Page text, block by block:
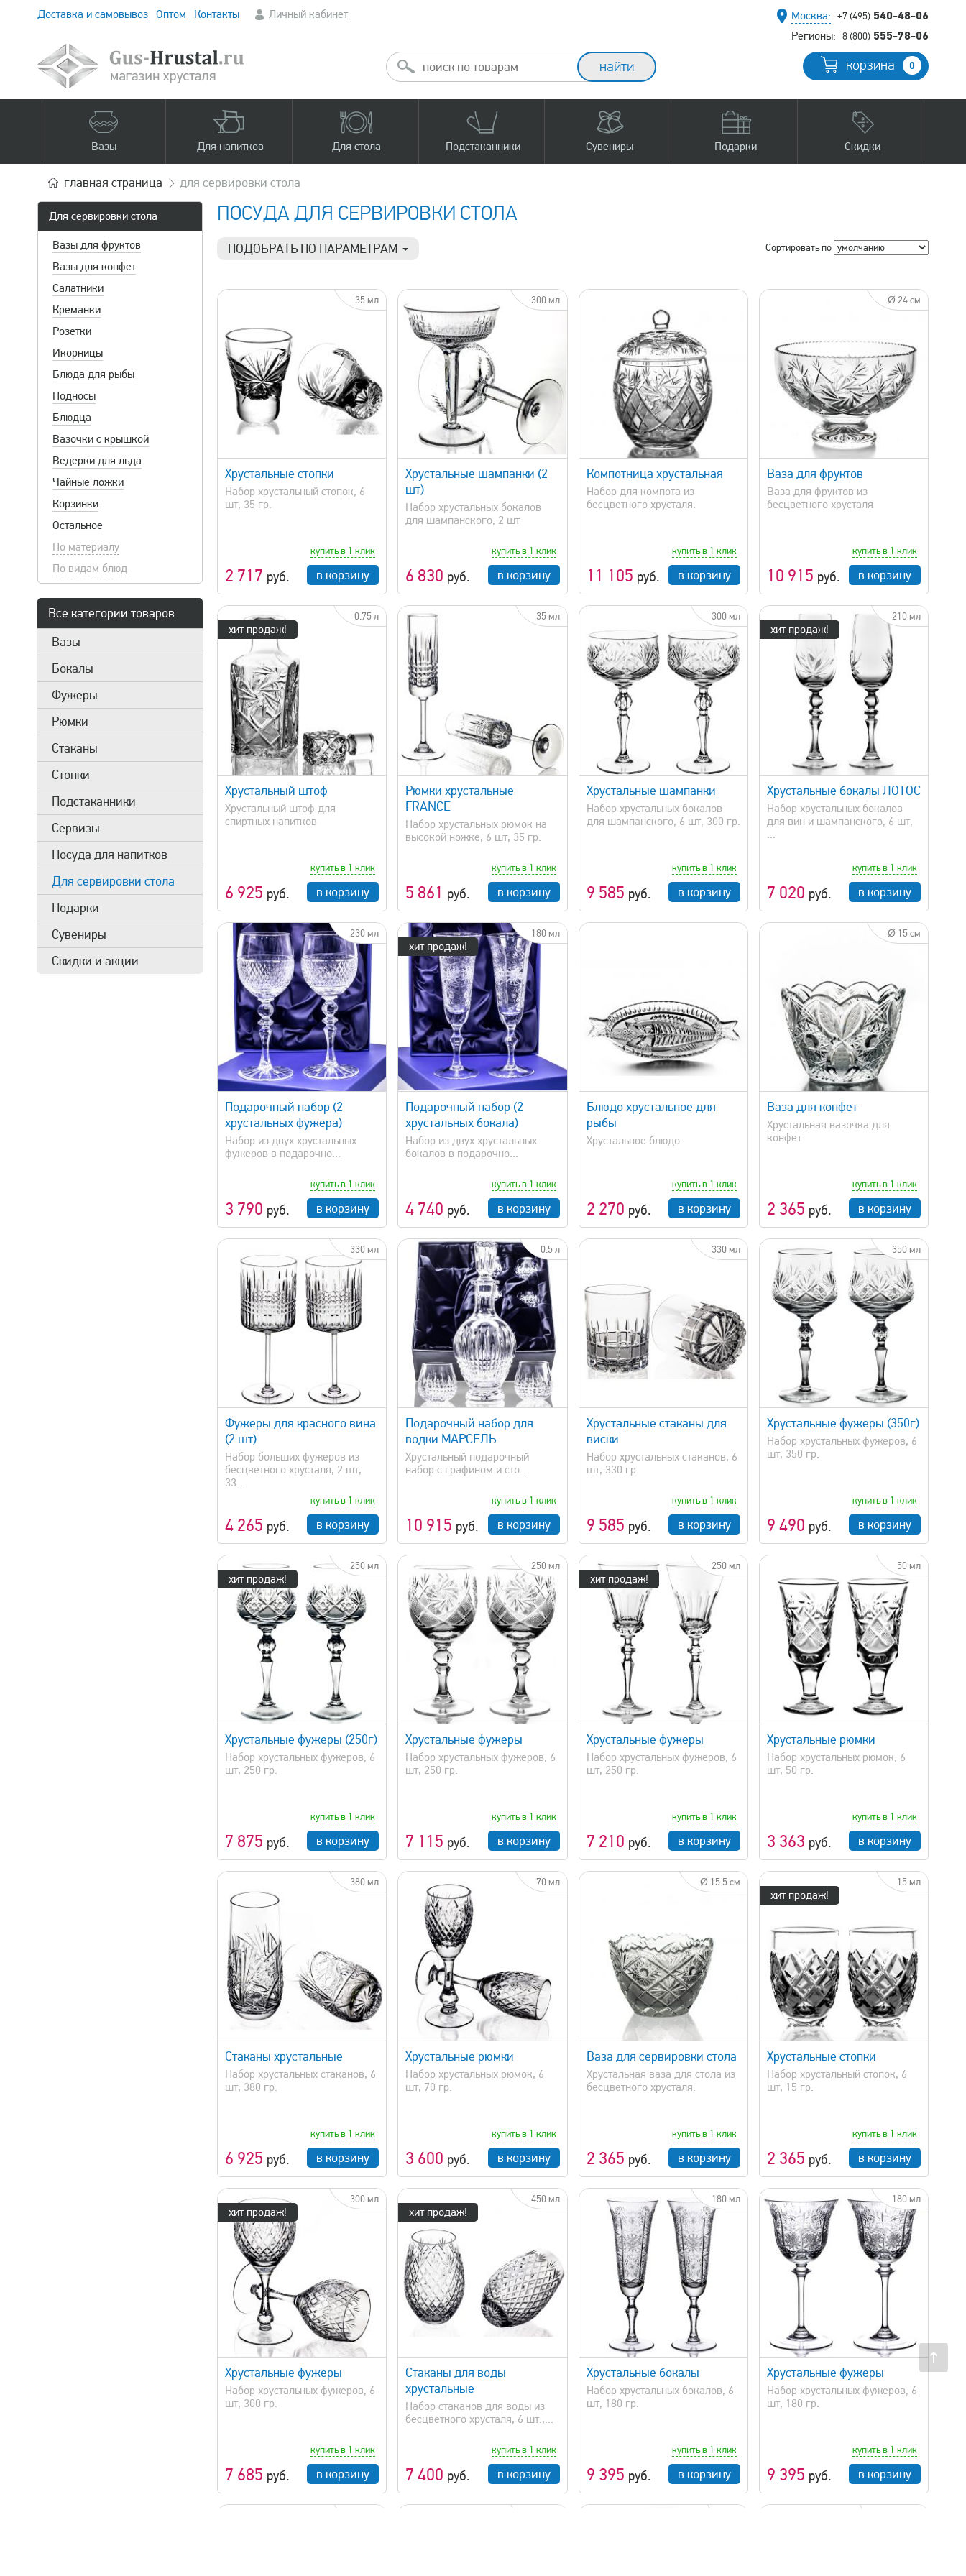
Доставка и самовывоз Оптом Контакты Личный кабинет Москва: +7 (495) 540-48-06
Регионы: 8 (800) 555-78-06
корзина 0
Вазы Для напитков Для стола Подстаканники Сувениры Подарки Скидки
главная страница для сервировки стола
Для сервировки стола
Вазы для фруктов
Вазы для конфет
Салатники
Креманки
Розетки
Икорницы
Блюда для рыбы
Подносы
Блюдца
Вазочки с крышкой
Ведерки для льда
Чайные ложки
Корзинки
Остальное
По материалу
По видам блюд
Все категории товаров
Вазы
Бокалы
Фужеры
Рюмки
Стаканы
Стопки
Подстаканники
Сервизы
Посуда для напитков
Для сервировки стола
Подарки
Сувениры
Скидки и акции
ПОСУДА ДЛЯ СЕРВИРОВКИ СТОЛА
Сортировать по
ПОДОБРАТЬ ПО ПАРАМЕТРАМ
Горный хрусталь
Хрусталь
Цветной хрусталь
Бахметьевская артель
Гусевской Хрустальный завод
Гусь-Хрустальный
Дятьковский хрустальный завод
Сбросить фильтр
35 мл
быстрый просмотр
Хрустальные стопки
Набор хрустальный стопок, 6
шт, 35 гр.
2 717 руб.
купить в 1 клик
в корзину
300 мл
Хрустальные шампанки (2
шт)
Набор хрустальных бокалов
для шампанского, 2 шт
6 830 руб.
купить в 1 клик
в корзину
быстрый просмотр
Компотница хрустальная
Набор для компота из
бесцветного хрусталя.
11 105 руб.
купить в 1 клик
в корзину
Ø 24 см
быстрый просмотр
Ваза для фруктов
Ваза для фруктов из
бесцветного хрусталя
10 915 руб.
купить в 1 клик
в корзину
хит продаж!
0.75 л
быстрый просмотр
Хрустальный штоф
Хрустальный штоф для
спиртных напитков
6 925 руб.
купить в 1 клик
в корзину
35 мл
быстрый просмотр
Рюмки хрустальные
FRANCE
Набор хрустальных рюмок на
высокой ножке, 6 шт, 35 гр.
5 861 руб.
купить в 1 клик
в корзину
300 мл
быстрый просмотр
Хрустальные шампанки
Набор хрустальных бокалов
для шампанского, 6 шт, 300 гр.
9 585 руб.
купить в 1 клик
в корзину
хит продаж!
210 мл
быстрый просмотр
Хрустальные бокалы ЛОТОС
Набор хрустальных бокалов
для вин и шампанского, 6 шт,
...
7 020 руб.
купить в 1 клик
в корзину
230 мл
Подарочный набор (2
хрустальных фужера)
Набор из двух хрустальных
фужеров в подарочно...
3 790 руб.
купить в 1 клик
в корзину
хит продаж!
180 мл
быстрый просмотр
Подарочный набор (2
хрустальных бокала)
Набор из двух хрустальных
бокалов в подарочно...
4 740 руб.
купить в 1 клик
в корзину
быстрый просмотр
Блюдо хрустальное для
рыбы
Хрустальное блюдо.
2 270 руб.
купить в 1 клик
в корзину
Ø 15 см
быстрый просмотр
Ваза для конфет
Хрустальная вазочка для
конфет
2 365 руб.
купить в 1 клик
в корзину
330 мл
Фужеры для красного вина
(2 шт)
Набор больших фужеров из
бесцветного хрусталя, 2 шт,
33...
4 265 руб.
купить в 1 клик
в корзину
0.5 л
быстрый просмотр
Подарочный набор для
водки МАРСЕЛЬ
Хрустальный подарочный
набор с графином и сто...
10 915 руб.
купить в 1 клик
в корзину
330 мл
быстрый просмотр
Хрустальные стаканы для
виски
Набор хрустальных стаканов, 6
шт, 330 гр.
9 585 руб.
купить в 1 клик
в корзину
350 мл
Хрустальные фужеры (350г)
Набор хрустальных фужеров, 6
шт, 350 гр.
9 490 руб.
купить в 1 клик
в корзину
хит продаж!
250 мл
Хрустальные фужеры (250г)
Набор хрустальных фужеров, 6
шт, 250 гр.
7 875 руб.
купить в 1 клик
в корзину
250 мл
быстрый просмотр
Хрустальные фужеры
Набор хрустальных фужеров, 6
шт, 250 гр.
7 115 руб.
купить в 1 клик
в корзину
хит продаж!
250 мл
быстрый просмотр
Хрустальные фужеры
Набор хрустальных фужеров, 6
шт, 250 гр.
7 210 руб.
купить в 1 клик
в корзину
50 мл
быстрый просмотр
Хрустальные рюмки
Набор хрустальных рюмок, 6
шт, 50 гр.
3 363 руб.
купить в 1 клик
в корзину
380 мл
Стаканы хрустальные
Набор хрустальных стаканов, 6
шт, 380 гр.
6 925 руб.
купить в 1 клик
в корзину
70 мл
быстрый просмотр
Хрустальные рюмки
Набор хрустальных рюмок, 6
шт, 70 гр.
3 600 руб.
купить в 1 клик
в корзину
Ø 15.5 см
быстрый просмотр
Ваза для сервировки стола
Хрустальная ваза для стола из
бесцветного хрусталя.
2 365 руб.
купить в 1 клик
в корзину
хит продаж!
15 мл
быстрый просмотр
Хрустальные стопки
Набор хрустальный стопок, 6
шт, 15 гр.
2 365 руб.
купить в 1 клик
в корзину
хит продаж!
300 мл
Хрустальные фужеры
Набор хрустальных фужеров, 6
шт, 300 гр.
7 685 руб.
купить в 1 клик
в корзину
хит продаж!
450 мл
быстрый просмотр
Стаканы для воды
хрустальные
Набор стаканов для воды из
бесцветного хрусталя, 6 шт.,...
7 400 руб.
купить в 1 клик
в корзину
180 мл
Хрустальные бокалы
Набор хрустальных бокалов, 6
шт, 180 гр.
9 395 руб.
купить в 1 клик
в корзину
180 мл
быстрый просмотр
Хрустальные фужеры
Набор хрустальных фужеров, 6
шт, 180 гр.
9 395 руб.
купить в 1 клик
в корзину